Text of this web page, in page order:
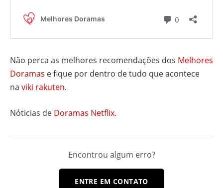
Não perca as melhores recomendações dos Melhores
Doramas e fique por dentro de tudo que acontece
na viki rakuten.
Nóticias de Doramas Netflix.
Encontrou algum erro?
ENTRE EM CONTATO